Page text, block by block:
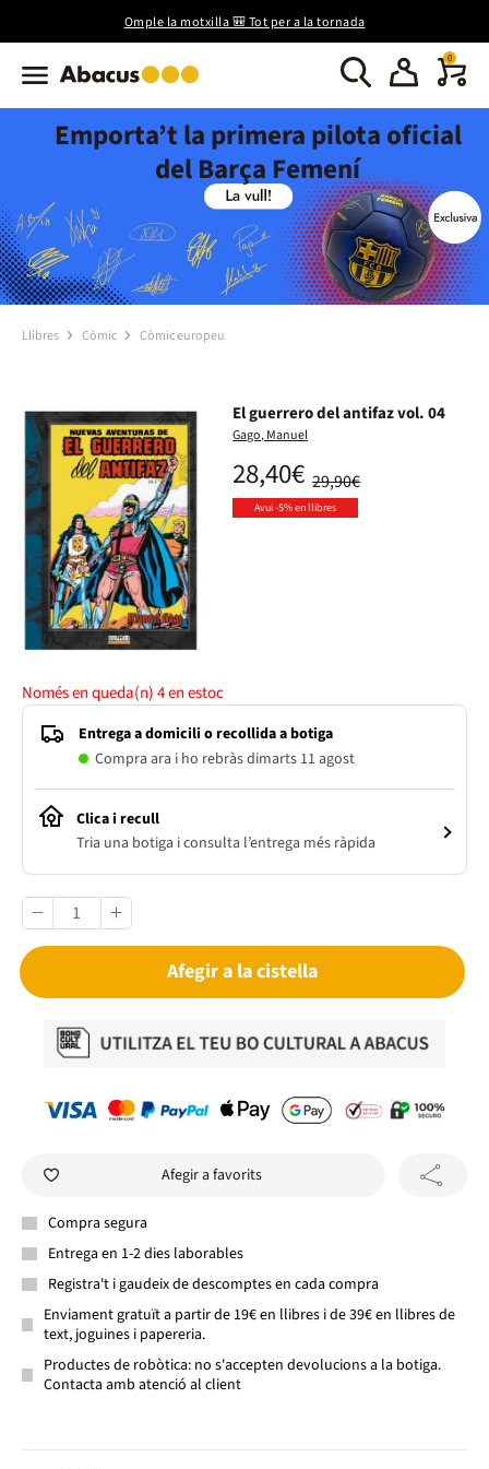
Omple la motxilla 🎒 Tot per a la tornada
0
Emporta’t la primera pilota oficial
del Barça Femení
Llibres Còmic Còmic europeu
El guerrero del antifaz vol. 04
Gago, Manuel
29,90€
28,40€
Avui -5% en llibres
Només en queda(n)4en estoc
Entrega a domicili o recollida a botiga
Compra ara i ho rebràs dimarts 11 agost
Clica i recull
Tria una botiga i consulta l’entrega més ràpida
Afegir a la cistella
Afegir a favorits
Compra segura
Entrega en 1-2 dies laborables
Registra't i gaudeix de descomptes en cada compra
Enviament gratuït a partir de 19€ en llibres i de 39€ en llibres de
text, joguines i papereria.
Productes de robòtica: no s'accepten devolucions a la botiga.
Contacta amb atenció al client